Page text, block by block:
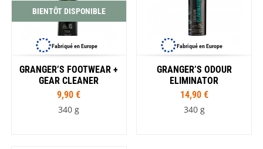
BIENTÔT DISPONIBLE
Fabriqué en Europe
GRANGER’S FOOTWEAR +
GEAR CLEANER
9,90 €
340 g
Fabriqué en Europe
GRANGER’S ODOUR
ELIMINATOR
14,90 €
340 g